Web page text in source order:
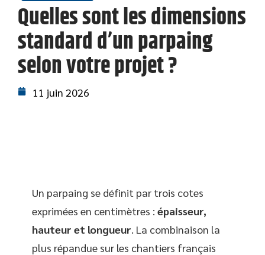
Quelles sont les dimensions
standard d’un parpaing
selon votre projet ?
11 juin 2026
Un parpaing se définit par trois cotes
exprimées en centimètres : épaisseur,
hauteur et longueur. La combinaison la
plus répandue sur les chantiers français